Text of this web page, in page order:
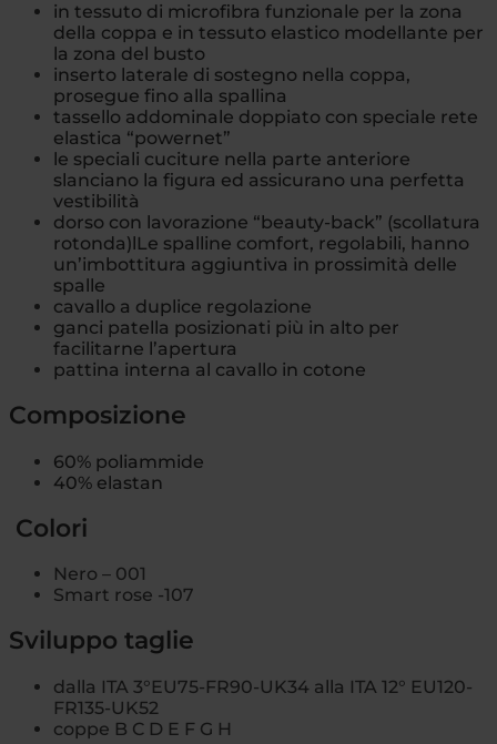
in tessuto di microfibra funzionale per la zona
della coppa e in tessuto elastico modellante per
la zona del busto
inserto laterale di sostegno nella coppa,
prosegue fino alla spallina
tassello addominale doppiato con speciale rete
elastica “powernet”
le speciali cuciture nella parte anteriore
slanciano la figura ed assicurano una perfetta
vestibilità
dorso con lavorazione “beauty-back” (scollatura
rotonda)lLe spalline comfort, regolabili, hanno
un’imbottitura aggiuntiva in prossimità delle
spalle
cavallo a duplice regolazione
ganci patella posizionati più in alto per
facilitarne l’apertura
pattina interna al cavallo in cotone
Composizione
60% poliammide
40% elastan
Colori
Nero – 001
Smart rose -107
Sviluppo taglie
dalla ITA 3°EU75-FR90-UK34 alla ITA 12° EU120-
FR135-UK52
coppe B C D E F G H